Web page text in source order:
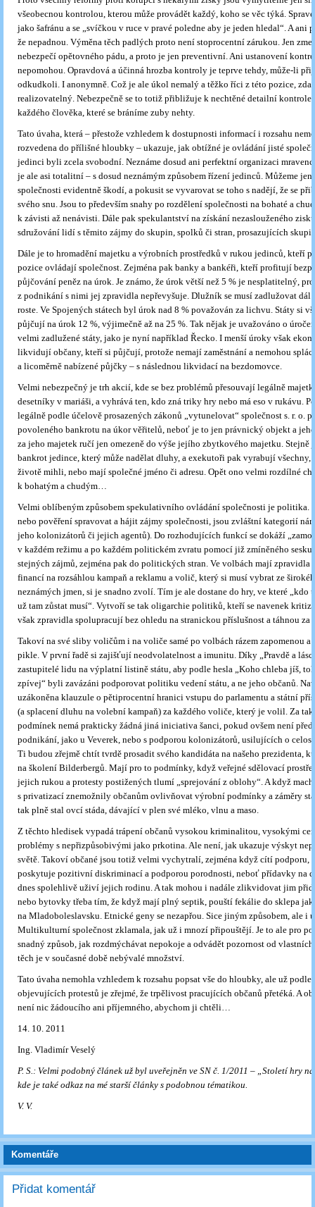
všeobecnou kontrolou, kterou může provádět každý, koho se věc týká.
jako šafránu a se „svíčkou v ruce v pravé poledne aby je jeden hledal“. A ani
že nepadnou. Výměna těch padlých proto není stoprocentní zárukou. Jen
nebezpečí opětovného pádu, a proto je jen preventivní. Ani ustanovení
nepomohou. Opravdová a účinná hrozba kontroly je teprve tehdy, může-li
odkudkoli. I anonymně. Což je ale úkol nemalý a těžko říci z této pozice, zda
realizovatelný. Nebezpečně se to totiž přibližuje k nechtěné detailní kontrole
každého člověka, které se bráníme zuby nehty.
Tato úvaha, která – přestože vzhledem k dostupnosti informací i rozsahu
rozvedena do přílišné hloubky – ukazuje, jak obtížné je ovládání jisté
jedinci byli zcela svobodní. Neznáme dosud ani perfektní organizaci
je ale asi totalitní – s dosud neznámým způsobem řízení jedinců. Můžeme
společnosti evidentně škodí, a pokusit se vyvarovat se toho s nadějí, že se
svého snu. Jsou to především snahy po rozdělení společnosti na bohaté a
k závisti až nenávisti. Dále pak spekulantství na získání nezaslouženého
sdružování lidí s těmito zájmy do skupin, spolků či stran, prosazujících
Dále je to hromadění majetku a výrobních prostředků v rukou jedinců, kteří
pozice ovládají společnost. Zejména pak banky a bankéři, kteří profitují
půjčování peněz na úrok. Je známo, že úrok větší než 5 % je nesplatitelný,
z podnikání s nimi jej zpravidla nepřevyšuje. Dlužník se musí zadlužovat dál
roste. Ve Spojených státech byl úrok nad 8 % považován za lichvu. Státy si
půjčují na úrok 12 %, výjimečně až na 25 %. Tak nějak je uvažováno o
velmi zadlužené státy, jako je nyní například Řecko. I menší úroky však
likvidují občany, kteří si půjčují, protože nemají zaměstnání a nemohou
a licoměrně nabízené půjčky – s následnou likvidací na bezdomovce.
Velmi nebezpečný je trh akcií, kde se bez problémů přesouvají legálně
desetníky v mariáši, a vyhrává ten, kdo zná triky hry nebo má eso v rukávu.
legálně podle účelově prosazených zákonů „vytunelovat“ společnost s. r. o.
povoleného bankrotu na úkor věřitelů, neboť je to jen právnický objekt a
za jeho majetek ručí jen omezeně do výše jejího zbytkového majetku. Stejně
bankrot jedince, který může nadělat dluhy, a exekutoři pak vyrabují všechny,
životě mihli, nebo mají společné jméno či adresu. Opět ono velmi rozdílné
k bohatým a chudým…
Velmi oblíbeným způsobem spekulativního ovládání společnosti je politika.
nebo pověření spravovat a hájit zájmy společnosti, jsou zvláštní kategorií
jeho kolonizátorů či jejich agentů). Do rozhodujících funkcí se dokáží
v každém režimu a po každém politickém zvratu pomocí již zmíněného
stejných zájmů, zejména pak do politických stran. Ve volbách mají zpravidla
financí na rozsáhlou kampaň a reklamu a volič, který si musí vybrat ze
neznámých jmen, si je snadno zvolí. Tím je ale dostane do hry, ve které „kdo
už tam zůstat musí“. Vytvoří se tak oligarchie politiků, kteří se navenek
však zpravidla spolupracují bez ohledu na stranickou příslušnost a táhnou za
Takoví na své sliby voličům i na voliče samé po volbách rázem zapomenou a
pikle. V první řadě si zajišťují neodvolatelnost a imunitu. Díky „Pravdě a
zastupitelé lidu na výplatní listině státu, aby podle hesla „Koho chleba jíš,
zpívej“ byli zavázáni podporovat politiku vedení státu, a ne jeho občanů.
uzákoněna klauzule o pětiprocentní hranici vstupu do parlamentu a státní
(a splacení dluhu na volební kampaň) za každého voliče, který je volil. Za
podmínek nemá prakticky žádná jiná iniciativa šanci, pokud ovšem není
podnikání, jako u Veverek, nebo s podporou kolonizátorů, usilujících o
Ti budou zřejmě chtít tvrdě prosadit svého kandidáta na našeho prezidenta,
na školení Bilderbergů. Mají pro to podmínky, když veřejné sdělovací
jejich rukou a protesty postižených tlumí „sprejování z oblohy“. A když
s privatizací znemožnily občanům ovlivňovat výrobní podmínky a záměry
tak plně stal ovcí stáda, dávající v plen své mléko, vlnu a maso.
Z těchto hledisek vypadá trápení občanů vysokou kriminalitou, vysokými
problémy s nepřizpůsobivými jako prkotina. Ale není, jak ukazuje výskyt
světě. Takoví občané jsou totiž velmi vychytralí, zejména když cítí podporu,
poskytuje pozitivní diskriminací a podporou porodnosti, neboť přídavky na
dnes spolehlivě uživí jejich rodinu. A tak mohou i nadále zlikvidovat jim
nebo bytovky třeba tím, že když mají plný septik, pouští fekálie do sklepa
na Mladoboleslavsku. Etnické geny se nezapřou. Sice jiným způsobem, ale i
Multikulturní společnost zklamala, jak už i mnozí připouštějí. Je to ale pro
snadný způsob, jak rozdmýchávat nepokoje a odvádět pozornost od vlastních
těch je v současné době nebývalé množství.
Tato úvaha nemohla vzhledem k rozsahu popsat vše do hloubky, ale už podle
objevujících protestů je zřejmé, že trpělivost pracujících občanů přetéká. A
není nic žádoucího ani příjemného, abychom ji chtěli…
14. 10. 2011
Ing. Vladimír Veselý
P. S.: Velmi podobný článek už byl uveřejněn ve SN č. 1/2011 – „Století hry
kde je také odkaz na mé starší články s podobnou tématikou.
V. V.
Komentáře
Přidat komentář